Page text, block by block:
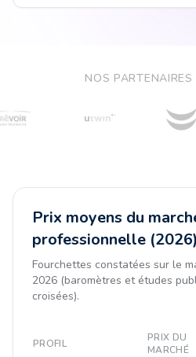
NOS
Prix moyens du
professionnelle (2026)
Fourchettes constatées sur le
2026 (baromètres et études
croisées).
PROFIL
PRIX DU
MARCHÉ